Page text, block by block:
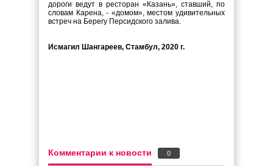
дороги ведут в ресторан «Казань», ставший, по
словам Карена, - «домом», местом удивительных
встреч на Берегу Персидского залива.
Исмагил Шангареев, Стамбул, 2020 г.
Комментарии к новости 0